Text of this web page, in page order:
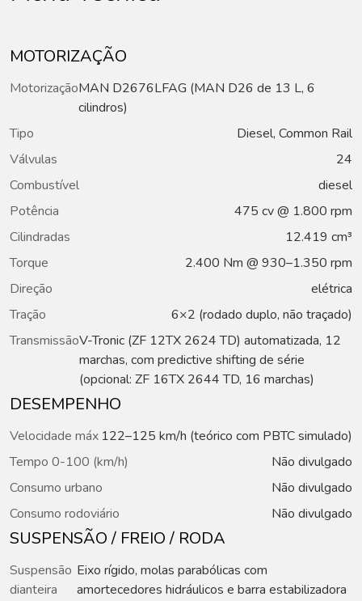
MOTORIZAÇÃO
MotorizaçãoMAN D2676LFAG (MAN D26 de 13 L, 6
cilindros)
Tipo
Diesel, Common Rail
Válvulas
24
Combustível
diesel
Potência
475 cv @ 1.800 rpm
Cilindradas
12.419 cm³
Torque
2.400 Nm @ 930–1.350 rpm
Direção
elétrica
Tração
6×2 (rodado duplo, não traçado)
TransmissãoV-Tronic (ZF 12TX 2624 TD) automatizada, 12
marchas, com predictive shifting de série
(opcional: ZF 16TX 2644 TD, 16 marchas)
DESEMPENHO
Velocidade máx 122–125 km/h (teórico com PBTC simulado)
Tempo 0-100 (km/h)
Não divulgado
Consumo urbano
Não divulgado
Consumo rodoviário
Não divulgado
SUSPENSÃO / FREIO / RODA
Suspensão
dianteira
Eixo rígido, molas parabólicas com
amortecedores hidráulicos e barra estabilizadora